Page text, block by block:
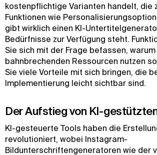
kostenpflichtige Varianten handelt, die
Funktionen wie
gibt wirklich einen KI-
Bedürfnisse zur Verfügung steht.
Sie sich mit der Frage befassen,
bahnbrechenden Ressourcen nutzen
Sie viele Vorteile mit sich bringen, die
Implementierung leicht sichtbar sind.
Der Aufstieg von KI-
KI-gesteuerte Tools haben die
revolutioniert, wobei Instagram-
Bildunterschriftengeneratoren wie der